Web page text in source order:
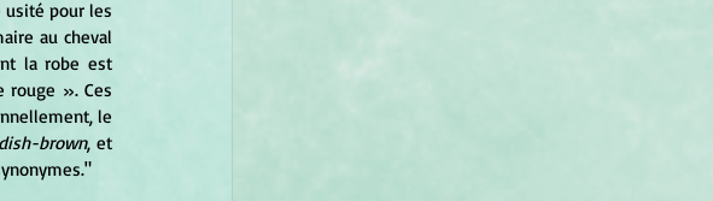
usité pour les
au cheval
la robe est
rouge ». Ces
le
brown